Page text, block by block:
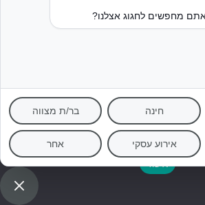
כדי לשפר את חוויית הגלישה שלכם ולנתח שימוש
השימוש באתר, אתם מאשרים שימוש בעוגיות.
ניתן למצוא במדיניות הפרטיות
אישור